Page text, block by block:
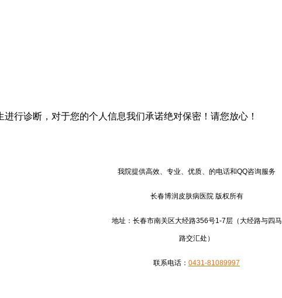
行诊断，对于您的个人信息我们承诺绝对保密！请您放心！
我院提供高效、专业、优质、的电话和QQ咨询服务
长春博润皮肤病医院 版权所有
地址：长春市南关区大经路356号1-7层（大经路与四马
路交汇处）
联系电话： 0431-81089997